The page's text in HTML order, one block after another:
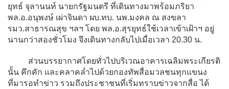
ยุทธ์ จุลานนท์ นายกรัฐมนตรี ที่เดินทางมาพร้อมภริยา
พล.อ.อนุพงษ์ เผ่าจินดา ผบ.ทบ. นพ.มงคล ณ สงขลา
รมว.สาธารณสุข ฯลฯ โดย พล.อ.สุรยุทธ์ใช้เวลาเข้าเฝ้าฯ อยู่
นานกว่าสองชั่วโมง จึงเดินทางกลับไปเมื่อเวลา 20.30 น.
ส่วนบรรยากาศโดยทั่วไปบริเวณอาคารเฉลิมพระเกียรติ
นั้น คึกคัก และคลาคล่ำไปด้วยกองทัพสื่อมวลชนทุกแขนง
ที่มารอทำข่าว รวมถึงประชาชนที่เริ่มทราบข่าวจากสื่อ ได้